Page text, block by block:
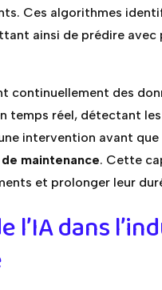
Ces algorithmes
ainsi de prédire avec
continuellement des
temps réel, détectant
intervention avant
maintenance. Cette
et prolonger leur
l’IA dans